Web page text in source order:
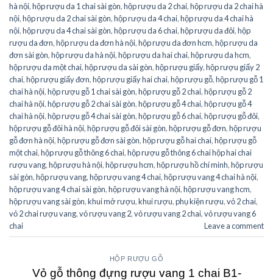
hà nội,hộp rượu da 1 chai sài gòn,hộp rượu da 2 chai,hộp rượu da 2 chai hà
nội,hộp rượu da 2 chai sài gòn,hộp rượu da 4 chai,hộp rượu da 4 chai hà
nội,hộp rượu da 4 chai sài gòn,hộp rượu da 6 chai,hộp rượu da đôi,hộp
rượu da đơn,hộp rượu da đơn hà nội,hộp rượu da đơn hcm,hộp rượu da
đơn sài gòn,hộp rượu da hà nội,hộp rượu da hai chai,hộp rượu da hcm,
hộp rượu da một chai,hộp rượu da sài gòn,hộp rượu giấy,hộp rượu giấy 2
chai,hộp rượu giấy đơn,hộp rượu giấy hai chai,hộp rượu gỗ,hộp rượu gỗ 1
chai hà nội,hộp rượu gỗ 1 chai sài gòn,hộp rượu gỗ 2 chai,hộp rượu gỗ 2
chai hà nội,hộp rượu gỗ 2 chai sài gòn,hộp rượu gỗ 4 chai,hộp rượu gỗ 4
chai hà nội,hộp rượu gỗ 4 chai sài gòn,hộp rượu gỗ 6 chai,hộp rượu gỗ đôi,
hộp rượu gỗ đôi hà nội,hộp rượu gỗ đôi sài gòn,hộp rượu gỗ đơn,hộp rượu
gỗ đơn hà nội,hộp rượu gỗ đơn sài gòn,hộp rượu gỗ hai chai,hộp rượu gỗ
một chai,hộp rượu gỗ thông 6 chai,hộp rượu gỗ thông 6 chai hộp hai chai
rượu vang,hộp rượu hà nội,hộp rượu hcm,hộp rượu hồ chí minh,hộp rượu
sài gòn,hộp rượu vang,hộp rượu vang 4 chai,hộp rượu vang 4 chai hà nội,
hộp rượu vang 4 chai sài gòn,hộp rượu vang hà nội,hộp rượu vang hcm,
hộp rượu vang sài gòn,khui mở rượu,khui rượu,phụ kiện rượu,vỏ 2 chai,
vỏ 2 chai rượu vang,vỏ rượu vang 2,vỏ rượu vang 2 chai,vỏ rượu vang 6
chai
Leave a comment
HỘP RƯỢU GỖ
Vỏ gỗ thông đựng rượu vang 1 chai B1-